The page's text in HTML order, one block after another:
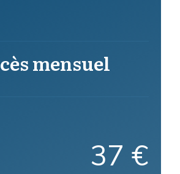
mensuel
37 €